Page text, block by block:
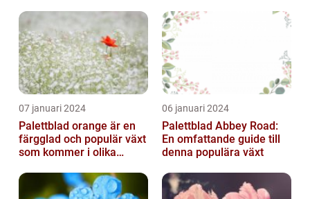
07 januari 2024
Palettblad orange är en
färgglad och populär växt
som kommer i olika
06 januari 2024
Palettblad Abbey Road:
En omfattande guide till
denna populära växt